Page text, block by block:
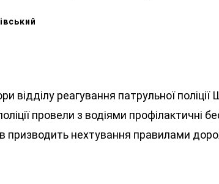
відділу реагування патрульної
провели з водіями профілактичні
призводить нехтування правилами